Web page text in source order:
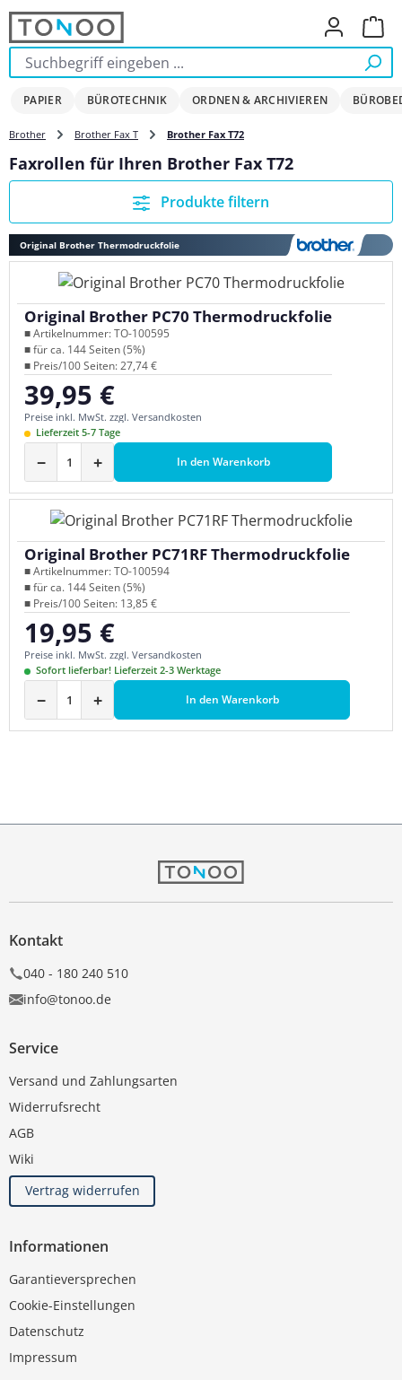
Zum Hauptinhalt springen
PAPIER BÜROTECHNIK ORDNEN & ARCHIVIEREN
Brother Brother Fax T Brother Fax T72
Faxrollen für Ihren Brother Fax T72
Produkte filtern
Original Brother Thermodruckfolie
Original Brother PC70 Thermodruckfolie
■ Artikelnummer: TO-100595
■ für ca. 144 Seiten (5%)
■ Preis/100 Seiten: 27,74 €
Regulärer Preis:
39,95 €
Preise inkl. MwSt. zzgl. Versandkosten
Lieferzeit 5-7 Tage
− + In den Warenkorb
Original Brother PC71RF Thermodruckfolie
■ Artikelnummer: TO-100594
■ für ca. 144 Seiten (5%)
■ Preis/100 Seiten: 13,85 €
Regulärer Preis:
19,95 €
Preise inkl. MwSt. zzgl. Versandkosten
Sofort lieferbar! Lieferzeit 2-3 Werktage
− + In den Warenkorb
Kontakt
040 - 180 240 510
info@tonoo.de
Service
Versand und Zahlungsarten
Widerrufsrecht
AGB
Wiki
Vertrag widerrufen
Informationen
Garantieversprechen
Cookie-Einstellungen
Datenschutz
Impressum